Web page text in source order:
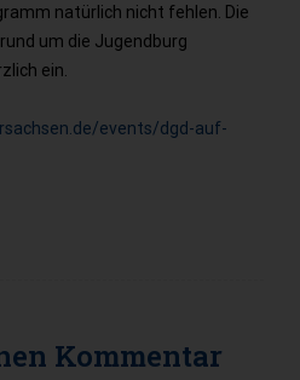
natürlich nicht fehlen. Die
um die Jugendburg
ein.
events/dgd-auf-
Kommentar